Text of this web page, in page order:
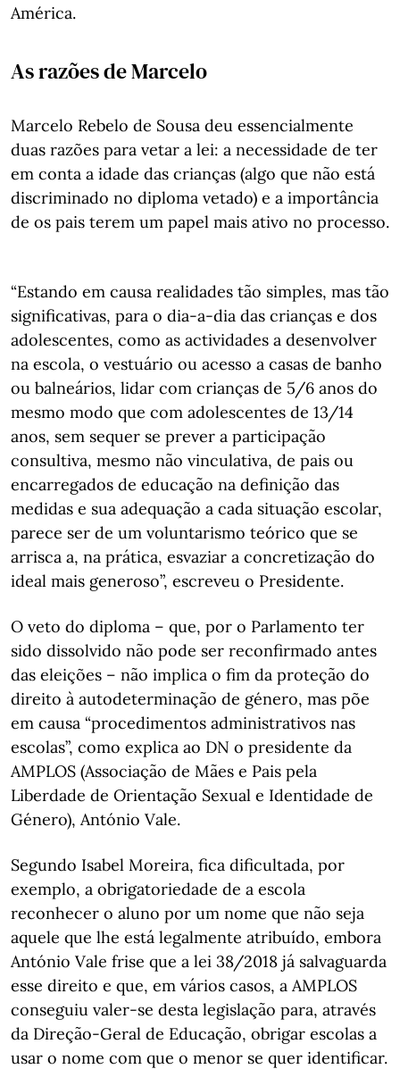
América.
As razões de Marcelo
Marcelo Rebelo de Sousa deu essencialmente
duas razões para vetar a lei: a necessidade de ter
em conta a idade das crianças (algo que não está
discriminado no diploma vetado) e a importância
de os pais terem um papel mais ativo no processo.
“Estando em causa realidades tão simples, mas tão
significativas, para o dia-a-dia das crianças e dos
adolescentes, como as actividades a desenvolver
na escola, o vestuário ou acesso a casas de banho
ou balneários, lidar com crianças de 5/6 anos do
mesmo modo que com adolescentes de 13/14
anos, sem sequer se prever a participação
consultiva, mesmo não vinculativa, de pais ou
encarregados de educação na definição das
medidas e sua adequação a cada situação escolar,
parece ser de um voluntarismo teórico que se
arrisca a, na prática, esvaziar a concretização do
ideal mais generoso”, escreveu o Presidente.
O veto do diploma – que, por o Parlamento ter
sido dissolvido não pode ser reconfirmado antes
das eleições – não implica o fim da proteção do
direito à autodeterminação de género, mas põe
em causa “procedimentos administrativos nas
escolas”, como explica ao DN o presidente da
AMPLOS (Associação de Mães e Pais pela
Liberdade de Orientação Sexual e Identidade de
Género), António Vale.
Segundo Isabel Moreira, fica dificultada, por
exemplo, a obrigatoriedade de a escola
reconhecer o aluno por um nome que não seja
aquele que lhe está legalmente atribuído, embora
António Vale frise que a lei 38/2018 já salvaguarda
esse direito e que, em vários casos, a AMPLOS
conseguiu valer-se desta legislação para, através
da Direção-Geral de Educação, obrigar escolas a
usar o nome com que o menor se quer identificar.